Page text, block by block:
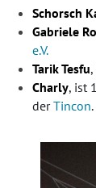
Schorsch
Gabriele
e.V.
Tarik Tesfu
Charly, ist
derTincon.